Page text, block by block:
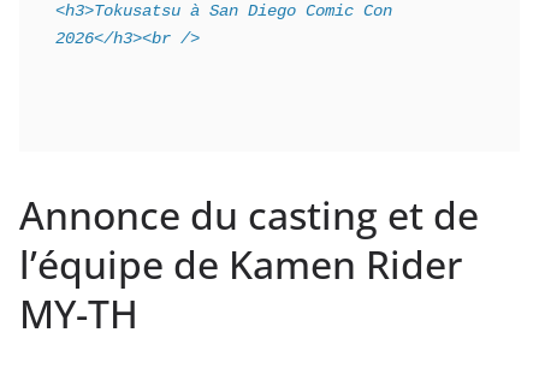
<h3>Tokusatsu à San Diego Comic Con
2026</h3><br />
Annonce du casting et de
l’équipe de Kamen Rider
MY-TH